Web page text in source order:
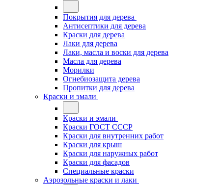
Покрытия для дерева
Антисептики для дерева
Краски для дерева
Лаки для дерева
Лаки, масла и воски для дерева
Масла для дерева
Морилки
Огнебиозащита дерева
Пропитки для дерева
Краски и эмали
Краски и эмали
Краски ГОСТ СССР
Краски для внутренних работ
Краски для крыш
Краски для наружных работ
Краски для фасадов
Специальные краски
Аэрозольные краски и лаки